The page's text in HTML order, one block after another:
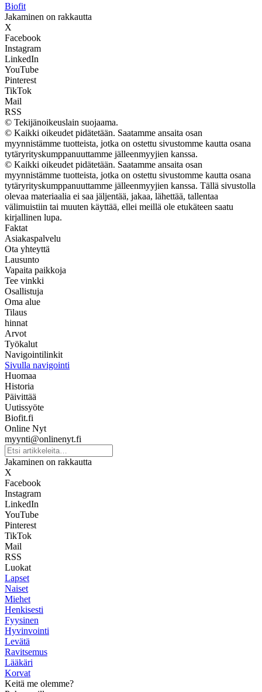
Biofit
Jakaminen on rakkautta
X
Facebook
Instagram
LinkedIn
YouTube
Pinterest
TikTok
Mail
RSS
© Tekijänoikeuslain suojaama.
© Kaikki oikeudet pidätetään. Saatamme ansaita osan
myynnistämme tuotteista, jotka on ostettu sivustomme kautta osana
tytäryrityskumppanuuttamme jälleenmyyjien kanssa.
© Kaikki oikeudet pidätetään. Saatamme ansaita osan
myynnistämme tuotteista, jotka on ostettu sivustomme kautta osana
tytäryrityskumppanuuttamme jälleenmyyjien kanssa. Tällä sivustolla
olevaa materiaalia ei saa jäljentää, jakaa, lähettää, tallentaa
välimuistiin tai muuten käyttää, ellei meillä ole etukäteen saatu
kirjallinen lupa.
Faktat
Asiakaspalvelu
Ota yhteyttä
Lausunto
Vapaita paikkoja
Tee vinkki
Osallistuja
Oma alue
Tilaus
hinnat
Arvot
Työkalut
Navigointilinkit
Sivulla navigointi
Huomaa
Historia
Päivittää
Uutissyöte
Biofit.fi
Online Nyt
myynti@onlinenyt.fi
Jakaminen on rakkautta
X
Facebook
Instagram
LinkedIn
YouTube
Pinterest
TikTok
Mail
RSS
Luokat
Lapset
Naiset
Miehet
Henkisesti
Fyysinen
Hyvinvointi
Levätä
Ravitsemus
Lääkäri
Korvat
Keitä me olemme?